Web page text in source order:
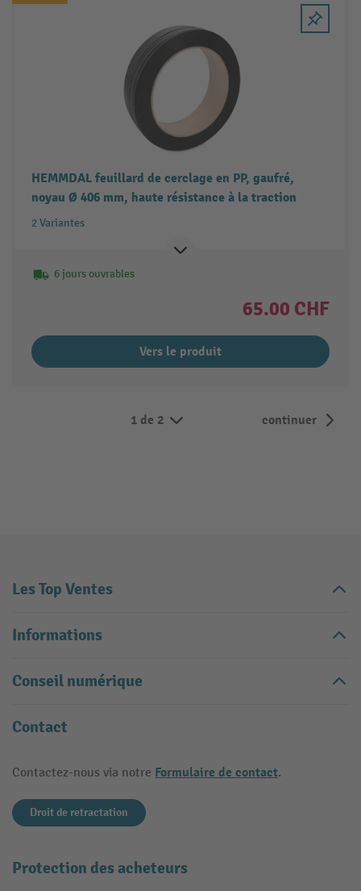
HEMMDAL feuillard de cerclage en PP, gaufré,
noyau Ø 406 mm, haute résistance à la traction
2 Variantes
6 jours ouvrables
65.00 CHF
Vers le produit
1 de 2 continuer
Les Top Ventes
Informations
Conseil numérique
Contact
Contactez-nous via notre Formulaire de contact.
Droit de retractation
Protection des acheteurs